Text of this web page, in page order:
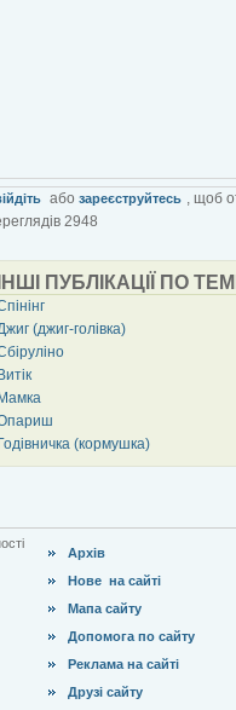
або зареєструйтесь , щоб
2948
ІНШІ ПУБЛІКАЦІЇ ПО ТЕМІ
(джиг-голівка)
Витік
Мамка
Годівничка (кормушка)
Архів
Нове на сайті
Мапа сайту
Допомога по сайту
Реклама на сайті
Друзі сайту